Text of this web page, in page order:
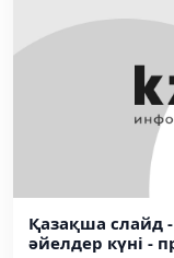
Қазақша слайд
әйелдер күні -